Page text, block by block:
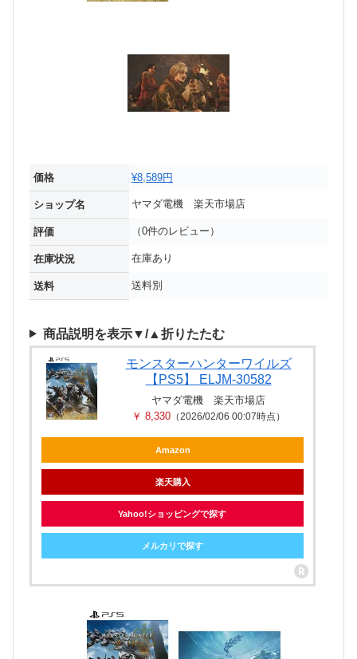
価格 ¥8,589円
ショップ名 ヤマダ電機 楽天市場店
評価 （0件のレビュー）
在庫状況 在庫あり
送料 送料別
商品説明を表示▼/▲折りたたむ
モンスターハンターワイルズ
【PS5】 ELJM-30582
ヤマダ電機 楽天市場店
￥ 8,330 （2026/02/06 00:07時点）
Amazon
楽天購入
Yahoo!ショッピングで探す
メルカリで探す